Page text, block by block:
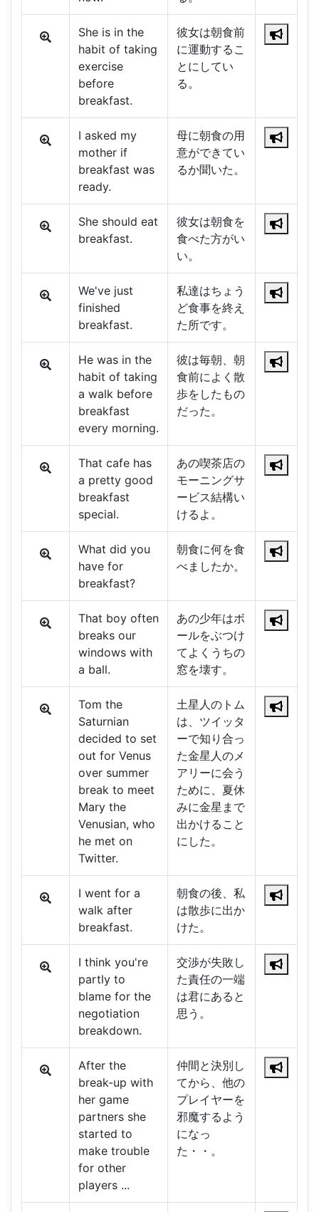
She is in the
habit of taking
exercise
before
breakfast.
彼女は朝食前
に運動するこ
とにしてい
る。
I asked my
mother if
breakfast was
ready.
母に朝食の用
意ができてい
るか聞いた。
She should eat
breakfast.
彼女は朝食を
食べた方がい
い。
We've just
finished
breakfast.
私達はちょう
ど食事を終え
た所です。
He was in the
habit of taking
a walk before
breakfast
every morning.
彼は毎朝、朝
食前によく散
歩をしたもの
だった。
That cafe has
a pretty good
breakfast
special.
あの喫茶店の
モーニングサ
ービス結構い
けるよ。
What did you
have for
breakfast?
朝食に何を食
べましたか。
That boy often
breaks our
windows with
a ball.
あの少年はボ
ールをぶつけ
てよくうちの
窓を壊す。
Tom the
Saturnian
decided to set
out for Venus
over summer
break to meet
Mary the
Venusian, who
he met on
Twitter.
土星人のトム
は、ツイッタ
ーで知り合っ
た金星人のメ
アリーに会う
ために、夏休
みに金星まで
出かけること
にした。
I went for a
walk after
breakfast.
朝食の後、私
は散歩に出か
けた。
I think you're
partly to
blame for the
negotiation
breakdown.
交渉が失敗し
た責任の一端
は君にあると
思う。
After the
break-up with
her game
partners she
started to
make trouble
for other
players ...
仲間と決別し
てから、他の
プレイヤーを
邪魔するよう
になっ
た・・。